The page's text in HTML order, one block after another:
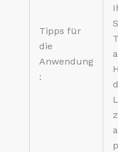
Tipps für
die
Anwendung
: